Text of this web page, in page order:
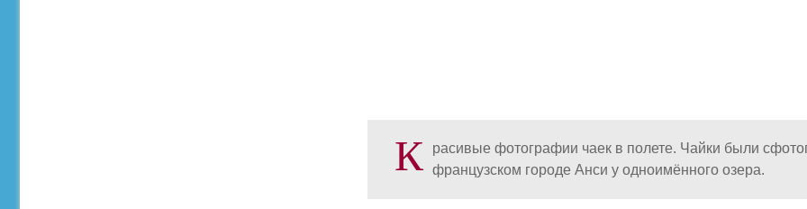
К
расивые фотографии чаек в полете. Чайки были
французском городе Анси у одноимённого озера.